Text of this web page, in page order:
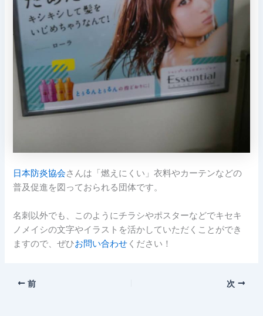
日本防炎協会さんは「燃えにくい」衣料やカーテンなどの
普及促進を図っておられる団体です。
名刺以外でも、このようにチラシやポスターなどでキセキ
ノメイシの文字やイラストを活かしていただくことができ
ますので、ぜひお問い合わせ ください！
前 次